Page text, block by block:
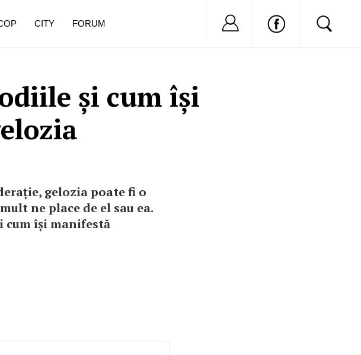
și cum își
gelozia poate fi o
ne place de el sau ea.
cum își manifestă
CITY FORUM Nu ai cont?
în vârstă